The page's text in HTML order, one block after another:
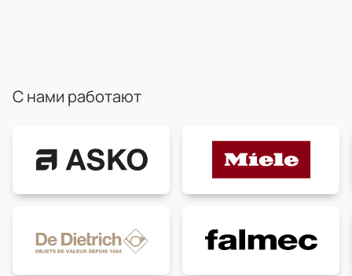
С нами работают